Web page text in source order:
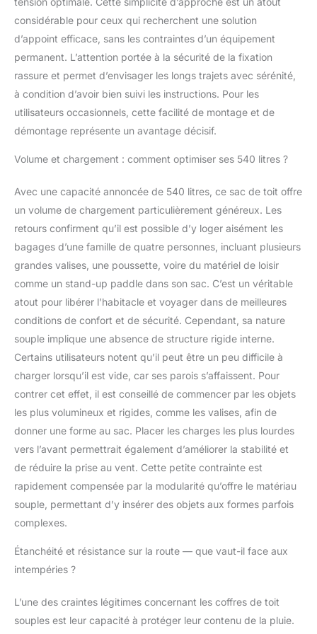
minimiser la prise au
vent et les nuisances
vitesse. Équipé de
sangles renforcées et
de boucles UTX POM
haute performance
assurant la stabilité du
chargement, même en
d'urgence.
UNIVERSELLE
SÉCURISÉE : Montage
rapide sans barres de
toit requis. Compatible
avec tous types de
véhicules (SUV,
Berlines, Citadines).
Les 4 crochets de
fixation respectent
l'intégrité des joints de
portière et le
déploiement des
airbags. GARANTIE À
VIE & DURABILITÉ :
exceptionnelle avec
une Garantie à Vie sur
les zips et boucles, 5
ans sur le textile et 1 an
fabrication. Inclus : sac
de rangement compact
considérable pour ceux qui recherchent une solution
d’appoint efficace, sans les contraintes d’un équipement
permanent. L’attention portée à la sécurité de la fixation
rassure et permet d’envisager les longs trajets avec sérénité,
à condition d’avoir bien suivi les instructions. Pour les
utilisateurs occasionnels, cette facilité de montage et de
démontage représente un avantage décisif.
Volume et chargement : comment optimiser ses 540 litres ?
Avec une capacité annoncée de 540 litres, ce sac de toit offre
un volume de chargement particulièrement généreux. Les
retours confirment qu’il est possible d’y loger aisément les
bagages d’une famille de quatre personnes, incluant plusieurs
grandes valises, une poussette, voire du matériel de loisir
comme un stand-up paddle dans son sac. C’est un véritable
atout pour libérer l’habitacle et voyager dans de meilleures
conditions de confort et de sécurité. Cependant, sa nature
souple implique une absence de structure rigide interne.
Certains utilisateurs notent qu’il peut être un peu difficile à
charger lorsqu’il est vide, car ses parois s’affaissent. Pour
contrer cet effet, il est conseillé de commencer par les objets
les plus volumineux et rigides, comme les valises, afin de
donner une forme au sac. Placer les charges les plus lourdes
vers l’avant permettrait également d’améliorer la stabilité et
de réduire la prise au vent. Cette petite contrainte est
rapidement compensée par la modularité qu’offre le matériau
souple, permettant d’y insérer des objets aux formes parfois
complexes.
Étanchéité et résistance sur la route — que vaut-il face aux
intempéries ?
L’une des craintes légitimes concernant les coffres de toit
souples est leur capacité à protéger leur contenu de la pluie.